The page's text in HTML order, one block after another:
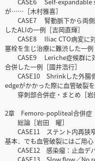
が……［木村雅喜］
CASE7 腎動脈下から両側
したALIの一例［吉岡直輝］
CASE8 Iliac CTO病変に対
塞栓を生じ治療に難渋した一例
CASE9 Leriche症候群に対
合併した一例［國井浩行］
CASE10 Shrinkした外腸骨
edgeがかかった際に血管破
穿刺部合併症・まとめ［岩
2章 Femoro-popliteal合併症
総論［岩田 曜］
CASE11 ステント内再狭窄
基本．でも血管破裂にはご用
CASE12 感染瘤：止血デバ